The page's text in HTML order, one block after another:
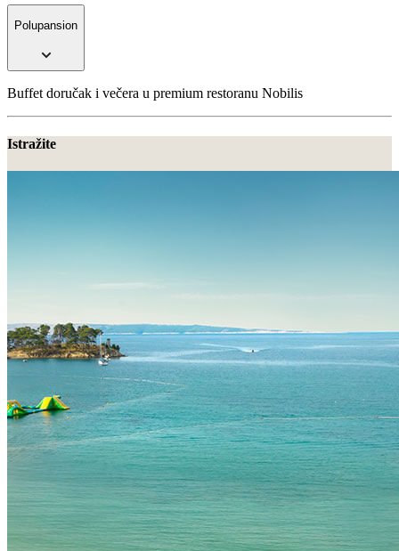
Polupansion
Buffet doručak i večera u premium restoranu Nobilis
Istražite